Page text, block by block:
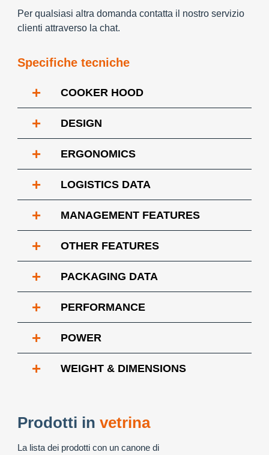
Per qualsiasi altra domanda contatta il nostro servizio
clienti attraverso la chat.
Specifiche tecniche
+ COOKER HOOD
+ DESIGN
+ ERGONOMICS
+ LOGISTICS DATA
+ MANAGEMENT FEATURES
+ OTHER FEATURES
+ PACKAGING DATA
+ PERFORMANCE
+ POWER
+ WEIGHT & DIMENSIONS
Prodotti in vetrina
La lista dei prodotti con un canone di